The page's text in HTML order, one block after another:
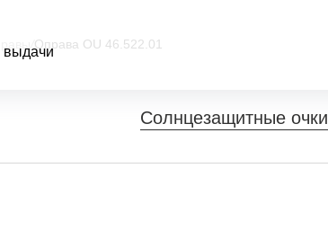
выдачиОправа OU 46.522.01
Солнцезащитные очки